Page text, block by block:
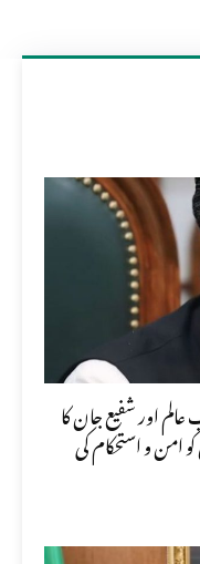
اور شفیع جان کا
امن و استحکام کی